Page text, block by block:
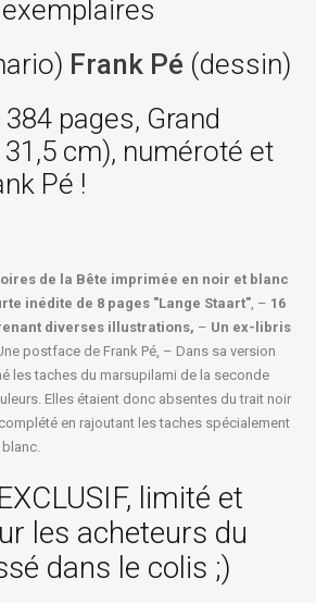
Frank Pé (dessin)
pages, Grand
cm), numéroté et
Pé !
de la Bête imprimée en noir et blanc
inédite de 8 pages "Lange Staart" , – 16
diverses illustrations, – Un ex-libris
postface de Frank Pé, – Dans sa version
les taches du marsupilami de la seconde
Elles étaient donc absentes du trait noir
en rajoutant les taches spécialement
limité et
les acheteurs du
dans le colis ;)